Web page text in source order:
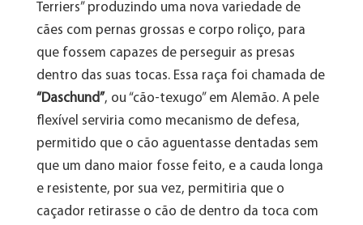
Terriers” produzindo uma nova variedade de
cães com pernas grossas e corpo roliço, para
que fossem capazes de perseguir as presas
dentro das suas tocas. Essa raça foi chamada de
“Daschund”, ou “cão-texugo” em Alemão. A pele
flexível serviria como mecanismo de defesa,
permitido que o cão aguentasse dentadas sem
que um dano maior fosse feito, e a cauda longa
e resistente, por sua vez, permitiria que o
caçador retirasse o cão de dentro da toca com